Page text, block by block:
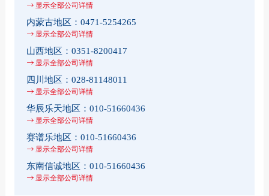
显示全部公司详情
内蒙古地区： 0471-5254265
显示全部公司详情
山西地区： 0351-8200417
显示全部公司详情
四川地区： 028-81148011
显示全部公司详情
华辰乐天地区： 010-51660436
显示全部公司详情
赛谱乐地区： 010-51660436
显示全部公司详情
东南信诚地区： 010-51660436
显示全部公司详情